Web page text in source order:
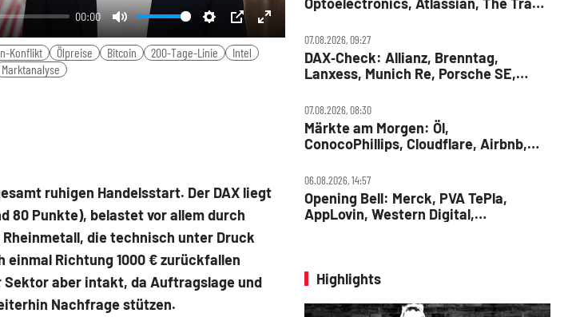
00:00
Mute Settings
PIP Enter
fullscreen
Konflikt Ölpreise Bitcoin 200-Tage-Linie
Intel
Marktanalyse
ruhigen Handelsstart. Der DAX liegt
80 Punkte), belastet vor allem durch
die technisch unter Druck
Richtung 1000 € zurückfallen
aber intakt, da Auftragslage und
Nachfrage stützen.
Alphabet, Airbnb, Western Digital
07.08.2026, 09:27
DAX‑Check: Allianz, Brenntag,
Lanxess, Munich Re, Porsche SE,
07.08.2026, 08:30
Märkte am Morgen: Öl,
ConocoPhillips, Cloudflare, Airbnb,
06.08.2026, 14:57
Opening Bell: Merck, PVA TePla,
AppLovin, Western Digital,
Highlights